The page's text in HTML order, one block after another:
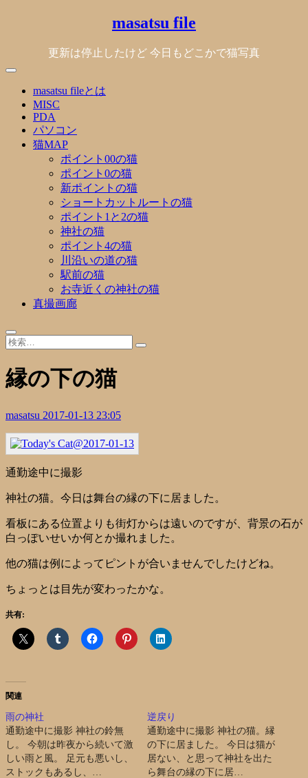
masatsu file
更新は停止したけど 今日もどこかで猫写真
masatsu fileとは
MISC
PDA
パソコン
猫MAP
ポイント00の猫
ポイント0の猫
新ポイントの猫
ショートカットルートの猫
ポイント1と2の猫
神社の猫
ポイント4の猫
川沿いの道の猫
駅前の猫
お寺近くの神社の猫
真撮画廊
縁の下の猫
masatsu 2017-01-13 23:05
通勤途中に撮影
神社の猫。今日は舞台の縁の下に居ました。
看板にある位置よりも街灯からは遠いのですが、背景の石が
白っぽいせいか何とか撮れました。
他の猫は例によってピントが合いませんでしたけどね。
ちょっとは目先が変わったかな。
共有:
関連
雨の神社
通勤途中に撮影 神社の鈴無
し。 今朝は昨夜から続いて激
しい雨と風。 足元も悪いし、
ストックもあるし、…
逆戻り
通勤途中に撮影 神社の猫。縁
の下に居ました。 今日は猫が
居ない、と思って神社を出た
ら舞台の縁の下に居…